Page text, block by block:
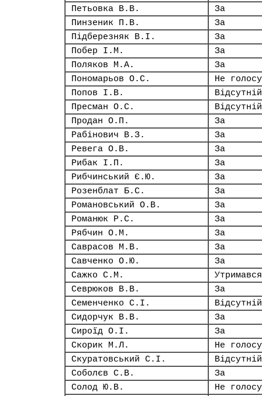
Петьовка В.В.
За
Пинзеник П.В.
За
Підберезняк В.І.
За
Побер І.М.
За
Поляков М.А.
За
Пономарьов О.С.
Не
Попов І.В.
Відсутній
Пресман О.С.
Відсутній
Продан О.П.
За
Рабінович В.З.
За
Ревега О.В.
За
Рибак І.П.
За
Рибчинський Є.Ю.
За
Розенблат Б.С.
За
Романовський О.В.
За
Романюк Р.С.
За
Рябчин О.М.
За
Саврасов М.В.
За
Савченко О.Ю.
За
Сажко С.М.
Утримався
Севрюков В.В.
За
Семенченко С.І.
Відсутній
Сидорчук В.В.
За
Сироїд О.І.
За
Скорик М.Л.
Не
Скуратовський С.І.
Відсутній
Соболєв С.В.
За
Солод Ю.В.
Не